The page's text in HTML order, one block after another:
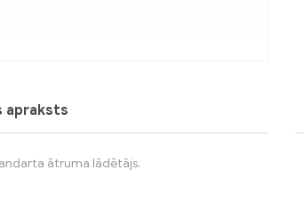
apraksts
ātruma lādētājs.